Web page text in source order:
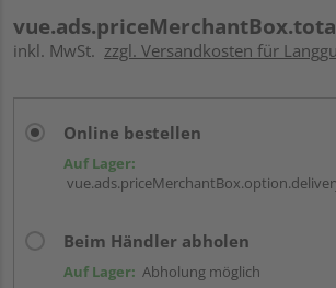
inkl. MwSt. zzgl. Versandkosten für
Online bestellen
Auf Lager:
Beim Händler abholen
Auf Lager: Abholung möglich